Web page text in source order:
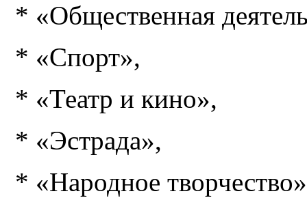
* «Общественная
* «Спорт»,
* «Театр и кино»,
* «Эстрада»,
* «Народное